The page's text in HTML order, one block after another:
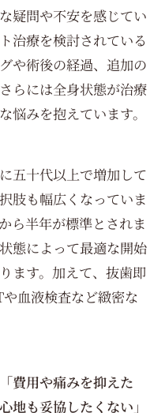
疑問や不安を感じてい
治療を検討されている
や術後の経過、追加の
らには全身状態が治療
悩みを抱えています。
五十代以上で増加して
肢も幅広くなっていま
ら半年が標準とされま
態によって最適な開始
ます。加えて、抜歯即
血液検査など緻密な
費用や痛みを抑えた
地も妥協したくない」